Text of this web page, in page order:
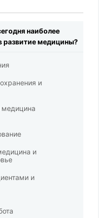
наиболее
развитие медицины?
и
медицина
и
и